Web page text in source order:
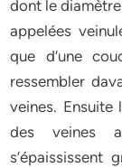
dont le
appelées
que d’une
ressembler
veines.
des veines
s’épaississent